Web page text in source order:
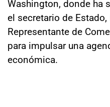
Washington, donde ha
el secretario de
Representante de
para impulsar una
económica.